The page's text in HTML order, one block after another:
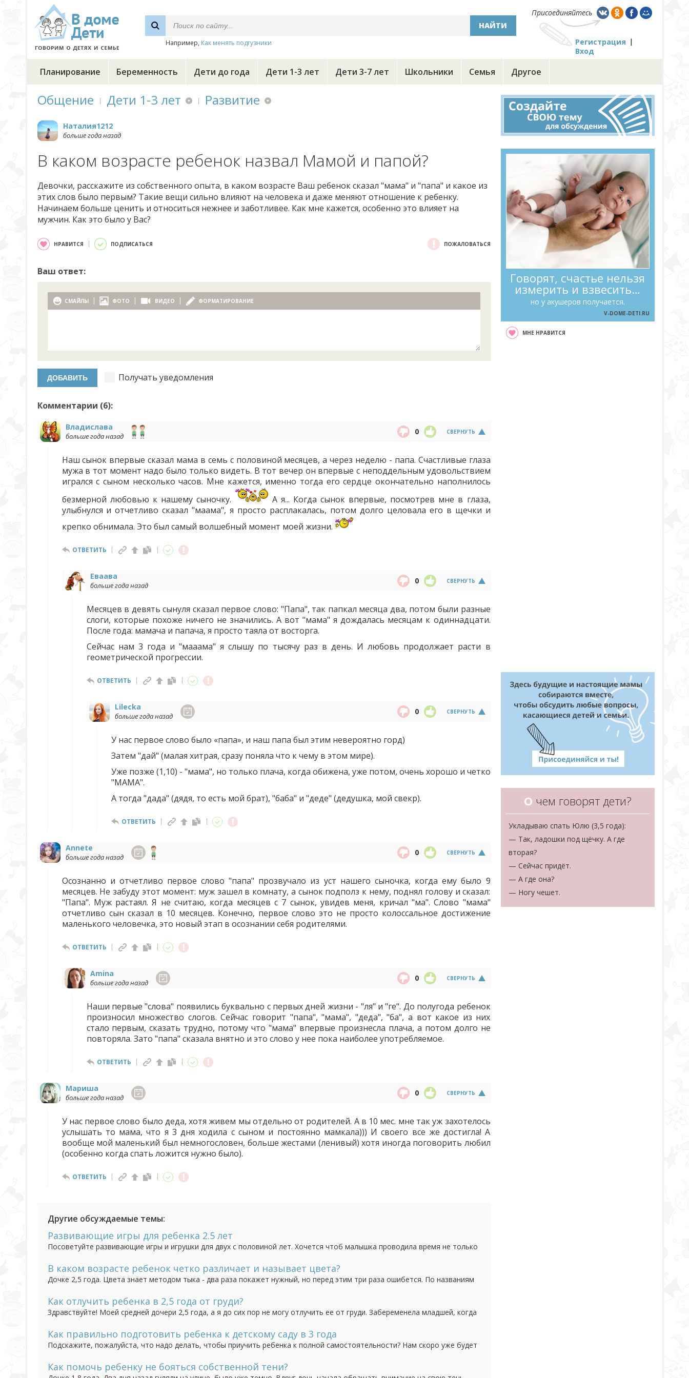
НАЙТИ
Например, Как менять подгузники
Присоединяйтесь
Регистрация
Вход
Планирование Беременность Дети до года Дети 1-3 лет Дети 3-7 лет Школьники Семья Другое
Общение Дети 1-3 лет Развитие
Наталия1212
больше года назад
В каком возрасте ребенок назвал Мамой и папой?
Девочки, расскажите из собственного опыта, в каком возрасте Ваш ребенок сказал "мама" и "папа" и какое из
этих слов было первым? Такие вещи сильно влияют на человека и даже меняют отношение к ребенку.
Начинаем больше ценить и относиться нежнее и заботливее. Как мне кажется, особенно это влияет на
мужчин. Как это было у Вас?
НРАВИТСЯ ПОДПИСАТЬСЯ ПОЖАЛОВАТЬСЯ
Ваш ответ:
СМАЙЛЫ ФОТО ВИДЕО ФОРМАТИРОВАНИЕ
Получать уведомления
Комментарии (6):
Владислава
больше года назад СВЕРНУТЬ
0
Наш сынок впервые сказал мама в семь с половиной месяцев, а через неделю - папа. Счастливые глаза
мужа в тот момент надо было только видеть. В тот вечер он впервые с неподдельным удовольствием
игрался с сыном несколько часов. Мне кажется, именно тогда его сердце окончательно наполнилось
безмерной любовью к нашему сыночку.
А я... Когда сынок впервые, посмотрев мне в глаза,
улыбнулся и отчетливо сказал "маама", я просто расплакалась, потом долго целовала его в щечки и
крепко обнимала. Это был самый волшебный момент моей жизни.
ОТВЕТИТЬ
Еваава
больше года назад СВЕРНУТЬ
0
Месяцев в девять сынуля сказал первое слово: "Папа", так папкал месяца два, потом были разные
слоги, которые похоже ничего не значились. А вот "мама" я дождалась месяцам к одиннадцати.
После года: мамача и папача, я просто таяла от восторга.
Сейчас нам 3 года и "мааама" я слышу по тысячу раз в день. И любовь продолжает расти в
геометрической прогрессии.
ОТВЕТИТЬ
Lilecka
больше года назад СВЕРНУТЬ
0
У нас первое слово было «папа», и наш папа был этим невероятно горд)
Затем "дай" (малая хитрая, сразу поняла что к чему в этом мире).
Уже позже (1,10) - "мама", но только плача, когда обижена, уже потом, очень хорошо и четко
"МАМА".
А тогда "дада" (дядя, то есть мой брат), "баба" и "деде" (дедушка, мой свекр).
ОТВЕТИТЬ
Annete
больше года назад СВЕРНУТЬ
0
Осознанно и отчетливо первое слово "папа" прозвучало из уст нашего сыночка, когда ему было 9
месяцев. Не забуду этот момент: муж зашел в комнату, а сынок подполз к нему, поднял голову и сказал:
"Папа". Муж растаял. Я не считаю, когда месяцев с 7 сынок, увидев меня, кричал "ма". Слово "мама"
отчетливо сын сказал в 10 месяцев. Конечно, первое слово это не просто колоссальное достижение
маленького человечка, это новый этап в осознании себя родителями.
ОТВЕТИТЬ
Amina
больше года назад СВЕРНУТЬ
0
Наши первые "слова" появились буквально с первых дней жизни - "ля" и "ге". До полугода ребенок
произносил множество слогов. Сейчас говорит "папа", "мама", "деда", "ба", а вот какое из них
стало первым, сказать трудно, потому что "мама" впервые произнесла плача, а потом долго не
повторяла. Зато "папа" сказала внятно и это слово у нее пока наиболее употребляемое.
ОТВЕТИТЬ
Мариша
больше года назад СВЕРНУТЬ
0
У нас первое слово было деда, хотя живем мы отдельно от родителей. А в 10 мес. мне так уж захотелось
услышать то мама, что я 3 дня ходила с сыном и постоянно мамкала))) И своего все же достигла! А
вообще мой маленький был немногословен, больше жестами (ленивый) хотя иногда поговорить любил
(особенно когда спать ложится нужно было).
ОТВЕТИТЬ
Другие обсуждаемые темы:
Развивающие игры для ребенка 2.5 лет
Посоветуйте развивающие игры и игрушки для двух с половиной лет. Хочется чтоб малышка проводила время не только
В каком возрасте ребенок четко различает и называет цвета?
Дочке 2,5 года. Цвета знает методом тыка - два раза покажет нужный, но перед этим три раза ошибется. По названиям
отвечает верно (этот цвет как солнышко - отвечает "желтый" и др.). Воспитатель в...
Как отлучить ребенка в 2,5 года от груди?
Здравствуйте! Моей средней дочери 2,5 года, а я до сих пор не могу отлучить ее от груди. Забеременела младшей, когда
дней была (третье кесарево) и даже. когда нас с малышкой на 10 дней с пневмонией...
Как правильно подготовить ребенка к детскому саду в 3 года
Подскажите, пожалуйста, что надо делать, чтобы приучить ребенка к полной самостоятельности? Нам скоро уже будет
чтобы ребенок уже мог самостоятельно кушать, садиться на горшок, вытирать...
Как помочь ребенку не бояться собственной тени?
Говорят, счастье нельзя
измерить и взвесить…
но у акушеров получается.
V-DOME-DETI.RU
МНЕ НРАВИТСЯ
О чем говорят дети?
Укладываю спать Юлю (3,5 года):
— Так, ладошки под щёчку. А где
вторая?
— Сейчас придёт.
— А где она?
— Ногу чешет.